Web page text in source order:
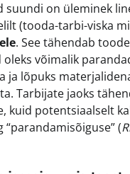
suundi on üleminek
(tooda-tarbi-viska
. See tähendab
võimalik
ja lõpuks
Tarbijate jaoks
kuid potentsiaalselt
(